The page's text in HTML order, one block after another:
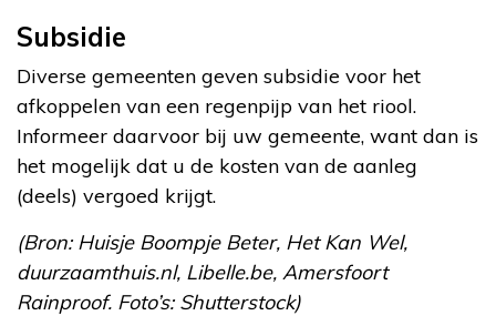
Subsidie
Diverse gemeenten geven subsidie voor het
afkoppelen van een regenpijp van het riool.
Informeer daarvoor bij uw gemeente, want dan is
het mogelijk dat u de kosten van de aanleg
(deels) vergoed krijgt.
(Bron: Huisje Boompje Beter, Het Kan Wel,
duurzaamthuis.nl, Libelle.be, Amersfoort
Rainproof. Foto’s: Shutterstock)